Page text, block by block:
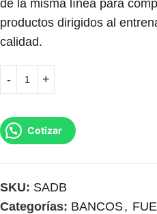
de la misma línea para
productos dirigidos al
calidad.
Cotizar
SKU: SADB
Categorías: BANCOS,